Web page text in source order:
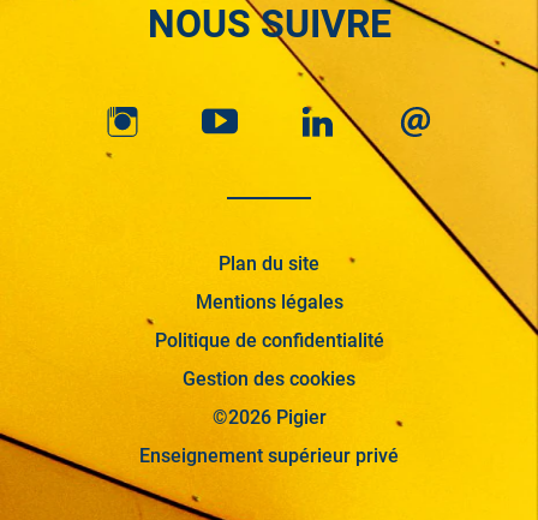
NOUS SUIVRE
Plan du site
Mentions légales
Politique de confidentialité
Gestion des cookies
©2026 Pigier
Enseignement supérieur privé